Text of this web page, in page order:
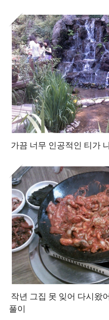
가끔 너무 인공적인 티가
작년 그집 못 잊어 다시왔
풀이